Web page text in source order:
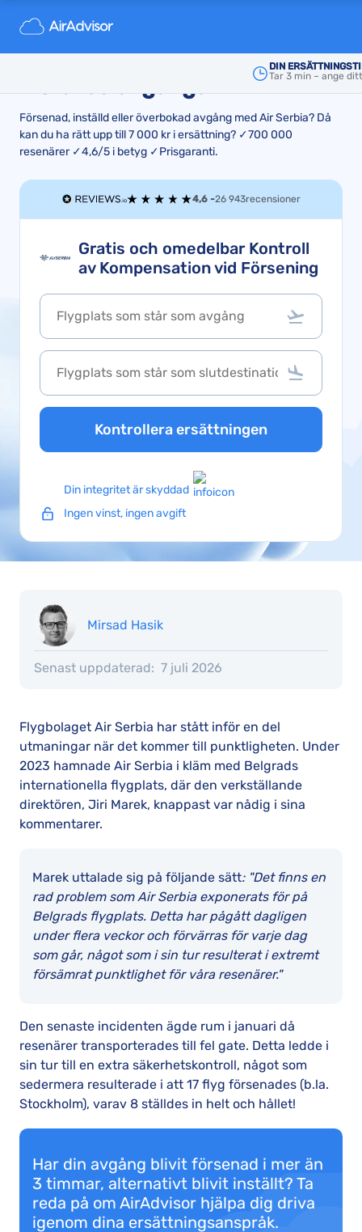
DIN
Tar 3 min – ange
Air Serbia: Ersättning när du
drabbas av försenade och
Försenad, inställd eller överbokad avgång med Air Serbia? Då
kan du ha rätt upp till 7 000 kr i ersättning? ✓700 000
resenärer ✓4,6/5 i betyg ✓Prisgaranti.
4,6 -26 943recensioner
Gratis och omedelbar Kontroll
av Kompensation vid Försening
Kontrollera ersättningen
Din integritet är skyddad
Ingen vinst, ingen avgift
Mirsad Hasik
Senast uppdaterad: 7 juli 2026
Flygbolaget Air Serbia har stått inför en del
utmaningar när det kommer till punktligheten. Under
2023 hamnade Air Serbia i kläm med Belgrads
internationella flygplats, där den verkställande
direktören, Jiri Marek, knappast var nådig i sina
kommentarer.
Marek uttalade sig på följande sätt: "Det finns en
rad problem som Air Serbia exponerats för på
Belgrads flygplats. Detta har pågått dagligen
under flera veckor och förvärras för varje dag
som går, något som i sin tur resulterat i extremt
försämrat punktlighet för våra resenärer."
Den senaste incidenten ägde rum i januari då
resenärer transporterades till fel gate. Detta ledde i
sin tur till en extra säkerhetskontroll, något som
sedermera resulterade i att 17 flyg försenades (b.la.
Stockholm), varav 8 ställdes in helt och hållet!
Har din avgång blivit försenad i mer än
3 timmar, alternativt blivit inställt? Ta
reda på om AirAdvisor hjälpa dig driva
igenom dina ersättningsanspråk.